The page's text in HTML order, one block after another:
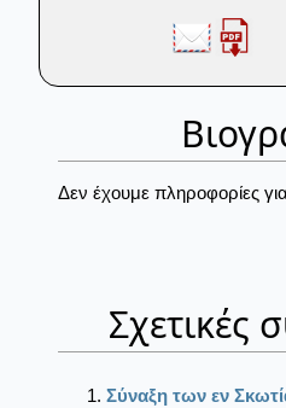
Δεν έχουμε πληροφορίες
Σχετικές
Σύναξη των εν